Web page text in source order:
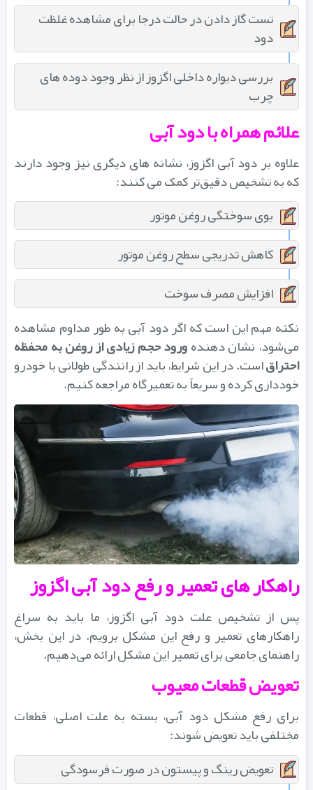
تست گاز دادن در حالت درجا برای مشاهده غلظت
دود
بررسی دیواره داخلی اگزوز از نظر وجود دوده‌ های
چرب
علائم همراه با دود آبی
علاوه بر دود آبی اگزوز، نشانه‌ های دیگری نیز وجود دارند
که به تشخیص دقیق‌تر کمک می‌ کنند:
بوی سوختگی روغن موتور
کاهش تدریجی سطح روغن موتور
افزایش مصرف سوخت
نکته مهم این است که اگر دود آبی به طور مداوم مشاهده
می‌شود، نشان‌ دهندهورود حجم زیادی از روغن به محفظه
احتراقاست. در این شرایط، باید از رانندگی طولانی با خودرو
خودداری کرده و سریعاً به تعمیرگاه مراجعه کنیم.
راهکار های تعمیر و رفع دود آبی اگزوز
پس از تشخیص علت دود آبی اگزوز، ما باید به سراغ
راهکارهای تعمیر و رفع این مشکل برویم. در این بخش،
راهنمای جامعی برای تعمیر این مشکل ارائه می‌دهیم.
تعویض قطعات معیوب
برای رفع مشکل دود آبی، بسته به علت اصلی، قطعات
مختلفی باید تعویض شوند:
تعویض رینگ و پیستون در صورت فرسودگی